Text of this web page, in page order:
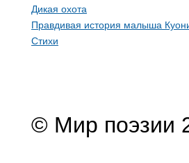
Дикая охота
Правдивая история малыша
Стихи
© Мир поэзии